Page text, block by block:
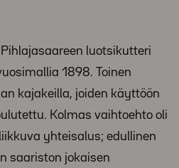
luotsikutteri
1898. Toinen
kajakeilla, joiden käyttöön
Kolmas vaihtoehto oli
yhteisalus; edullinen
saariston jokaisen